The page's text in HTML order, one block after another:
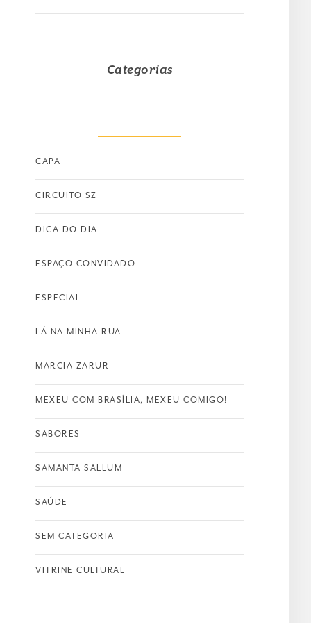
Categorias
CAPA
CIRCUITO SZ
DICA DO DIA
ESPAÇO CONVIDADO
ESPECIAL
LÁ NA MINHA RUA
MARCIA ZARUR
MEXEU COM BRASÍLIA, MEXEU COMIGO!
SABORES
SAMANTA SALLUM
SAÚDE
SEM CATEGORIA
VITRINE CULTURAL